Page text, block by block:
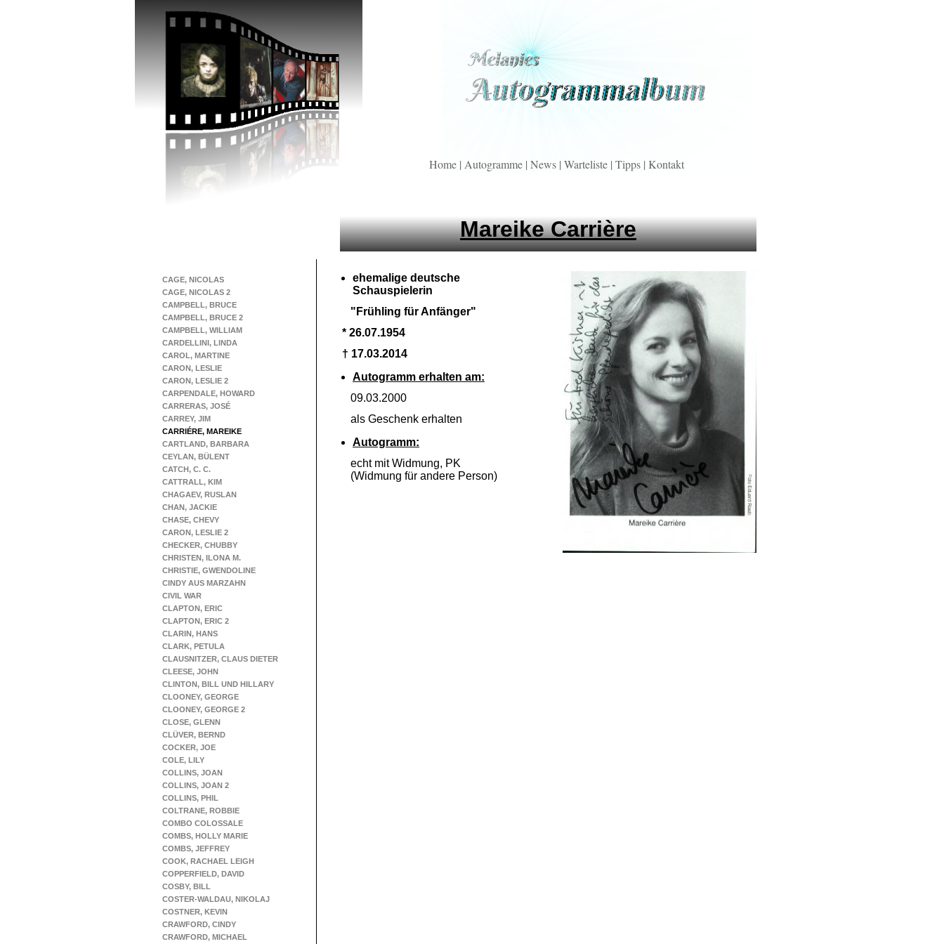
CAGE, NICOLAS
CAGE, NICOLAS 2
CAMPBELL, BRUCE
CAMPBELL, BRUCE 2
CAMPBELL, WILLIAM
CARDELLINI, LINDA
CAROL, MARTINE
CARON, LESLIE
CARON, LESLIE 2
CARPENDALE, HOWARD
CARRERAS, JOSÉ
CARREY, JIM
CARRIÉRE, MAREIKE
CARTLAND, BARBARA
CEYLAN, BÜLENT
CATCH, C. C.
CATTRALL, KIM
CHAGAEV, RUSLAN
CHAN, JACKIE
CHASE, CHEVY
CARON, LESLIE 2
CHECKER, CHUBBY
CHRISTEN, ILONA M.
CHRISTIE, GWENDOLINE
CINDY AUS MARZAHN
CIVIL WAR
CLAPTON, ERIC
CLAPTON, ERIC 2
CLARIN, HANS
CLARK, PETULA
CLAUSNITZER, CLAUS DIETER
CLEESE, JOHN
CLINTON, BILL UND HILLARY
CLOONEY, GEORGE
CLOONEY, GEORGE 2
CLOSE, GLENN
CLÜVER, BERND
COCKER, JOE
COLE, LILY
COLLINS, JOAN
COLLINS, JOAN 2
COLLINS, PHIL
COLTRANE, ROBBIE
COMBO COLOSSALE
COMBS, HOLLY MARIE
COMBS, JEFFREY
COOK, RACHAEL LEIGH
COPPERFIELD, DAVID
COSBY, BILL
COSTER-WALDAU, NIKOLAJ
COSTNER, KEVIN
CRAWFORD, CINDY
CRAWFORD, MICHAEL
Mareike Carrière
ehemalige deutsche
Schauspielerin
"Frühling für Anfänger"
* 26.07.1954
† 17.03.2014
Autogramm erhalten am:
09.03.2000
als Geschenk erhalten
Autogramm:
echt mit Widmung, PK
(Widmung für andere Person)
Home | Autogramme | News | Warteliste | Tipps | Kontakt